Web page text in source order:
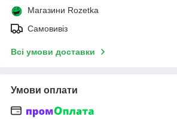
Магазини Rozetka
Самовивіз
Всі умови доставки
Умови оплати